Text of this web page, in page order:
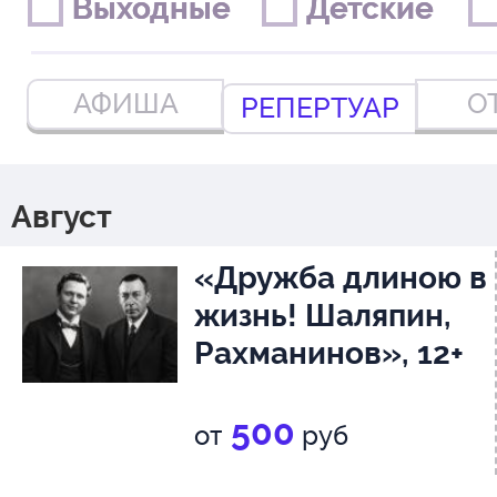
АФИША РЕПЕРТУАР
Выходные
Выходные Детские
Детские
Август
«Дружба длиною в
жизнь! Шаляпин,
Рахманинов», 12+
от 500 руб